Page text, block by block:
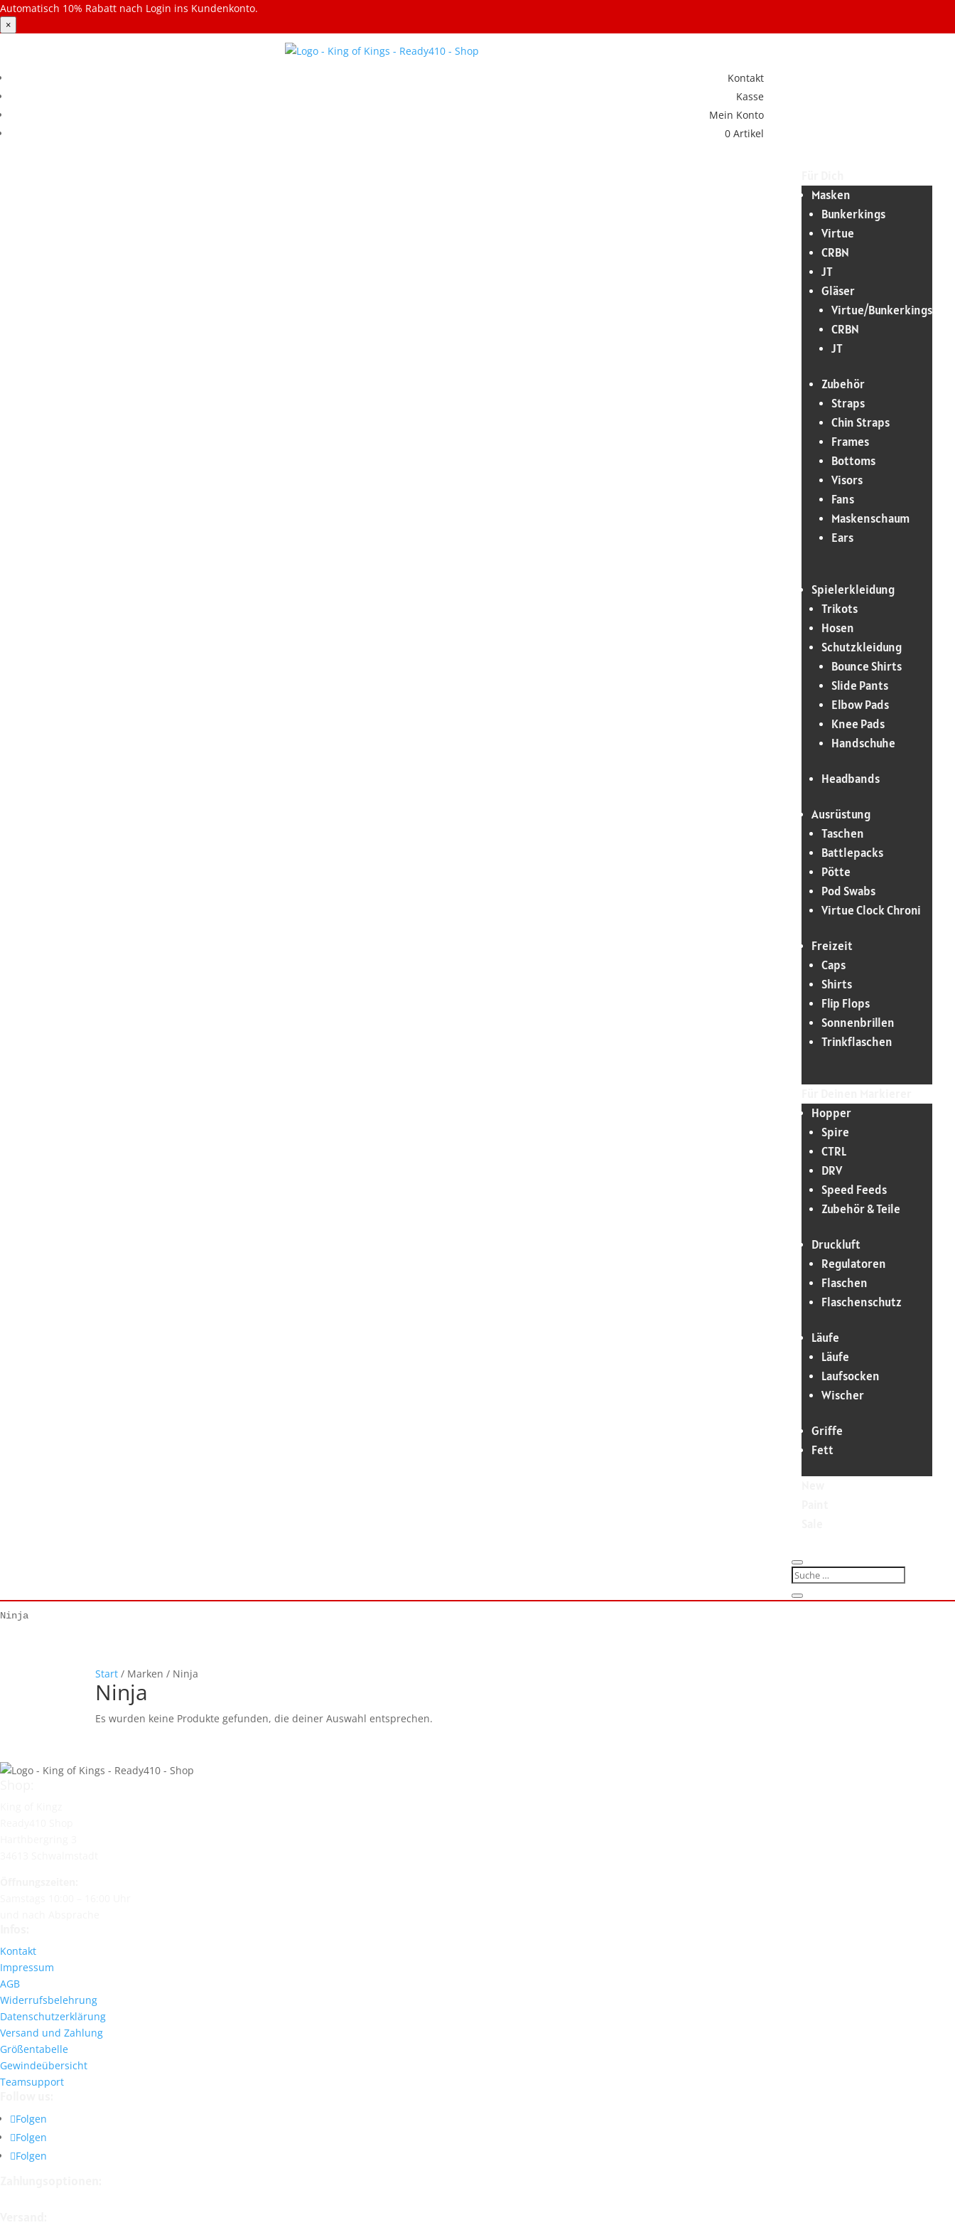
Automatisch 10% Rabatt nach Login ins Kundenkonto.
×
Kontakt
Kasse
Mein Konto
0 Artikel
Masken
Bunkerkings
Virtue
CRBN
JT
Gläser
Virtue/Bunkerkings
CRBN
JT
Zubehör
Straps
Chin Straps
Frames
Bottoms
Visors
Fans
Maskenschaum
Ears
Spielerkleidung
Trikots
Hosen
Schutzkleidung
Bounce Shirts
Slide Pants
Elbow Pads
Knee Pads
Handschuhe
Headbands
Ausrüstung
Taschen
Battlepacks
Pötte
Pod Swabs
Virtue Clock Chroni
Freizeit
Caps
Shirts
Flip Flops
Sonnenbrillen
Trinkflaschen
Hopper
Spire
CTRL
DRV
Speed Feeds
Zubehör & Teile
Druckluft
Regulatoren
Flaschen
Flaschenschutz
Läufe
Läufe
Laufsocken
Wischer
Griffe
Fett
Ninja
Start / Marken / Ninja
Ninja
Es wurden keine Produkte gefunden, die deiner Auswahl entsprechen.
Kontakt
Impressum
AGB
Widerrufsbelehrung
Datenschutzerklärung
Versand und Zahlung
Größentabelle
Gewindeübersicht
Teamsupport
Folgen
Folgen
Folgen